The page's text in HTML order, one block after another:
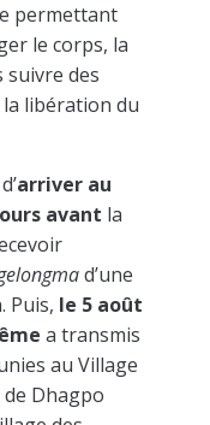
permettant
le corps, la
suivre des
libération du
arriver au
avant la
d’une
Puis, le 5 août
a transmis
au Village
Dhagpo